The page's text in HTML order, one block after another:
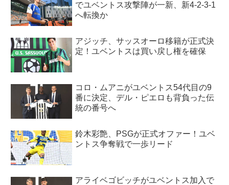
でユベントス攻撃陣が一新、新4-2-3-1
へ転換か
アジッチ、サッスオーロ移籍が正式決
定！ユベントスは買い戻し権を確保
コロ・ムアニがユベントス54代目の9
番に決定、デル・ピエロも背負った伝
統の番号へ
鈴木彩艶、PSGが正式オファー！ユベ
ントス争奪戦で一歩リード
アライベゴビッチがユベントス加入で